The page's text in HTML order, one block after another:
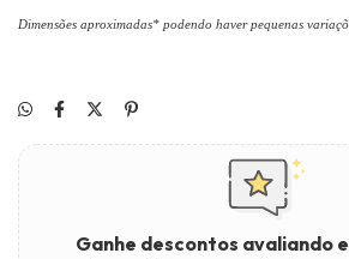
Dimensões aproximadas* podendo haver pequenas
Ganhe descontos avaliando